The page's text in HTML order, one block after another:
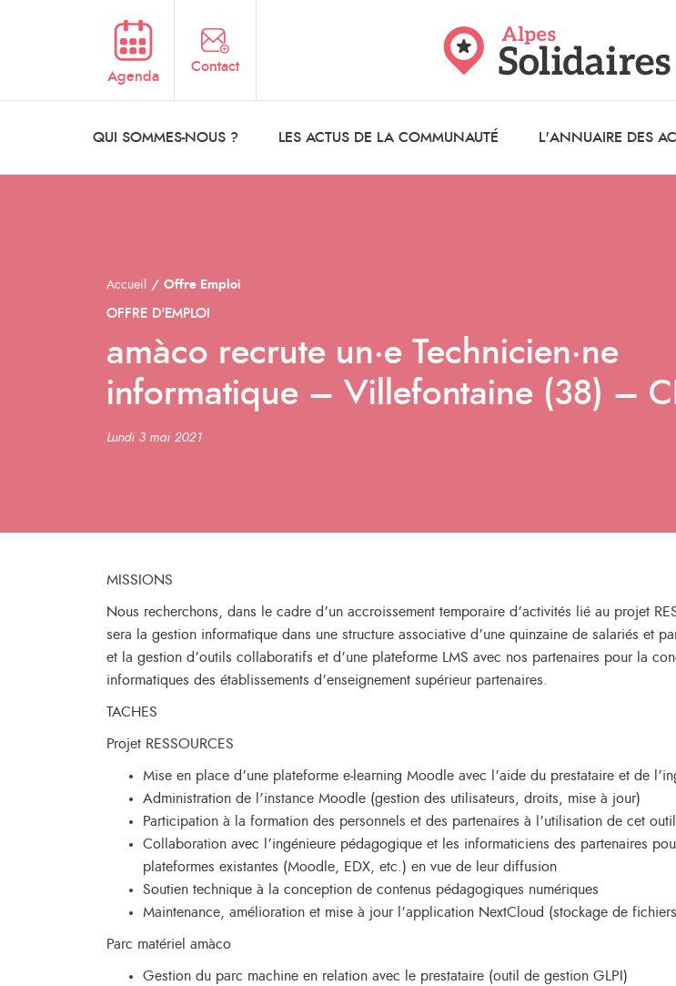
Agenda
Contact
QUI SOMMES-NOUS ? LES ACTUS DE LA COMMUNAUTÉ L'ANNUAIRE DES
Accueil Offre Emploi
OFFRE D'EMPLOI
amàco recrute un·e Technicien·ne
informatique – Villefontaine (38) –
Lundi 3 mai 2021
MISSIONS
Nous recherchons, dans le cadre d’un accroissement temporaire d’activités lié au projet
sera la gestion informatique dans une structure associative d’une quinzaine de salariés et
et la gestion d’outils collaboratifs et d’une plateforme LMS avec nos partenaires pour la
informatiques des établissements d’enseignement supérieur partenaires.
TACHES
Projet RESSOURCES
Mise en place d’une plateforme e-learning Moodle avec l’aide du prestataire et de
Administration de l’instance Moodle (gestion des utilisateurs, droits, mise à jour)
Participation à la formation des personnels et des partenaires à l’utilisation de cet
Collaboration avec l’ingénieure pédagogique et les informaticiens des partenaires
plateformes existantes (Moodle, EDX, etc.) en vue de leur diffusion
Soutien technique à la conception de contenus pédagogiques numériques
Maintenance, amélioration et mise à jour l’application NextCloud (stockage de
Parc matériel amàco
Gestion du parc machine en relation avec le prestataire (outil de gestion GLPI)